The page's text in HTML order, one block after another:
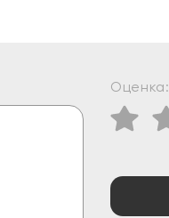
Оценка: